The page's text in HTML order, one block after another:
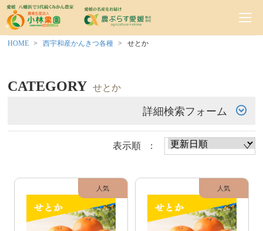
HOME 西宇和産かんきつ各種 せとか
CATEGORY せとか
詳細検索フォーム
表示順 :